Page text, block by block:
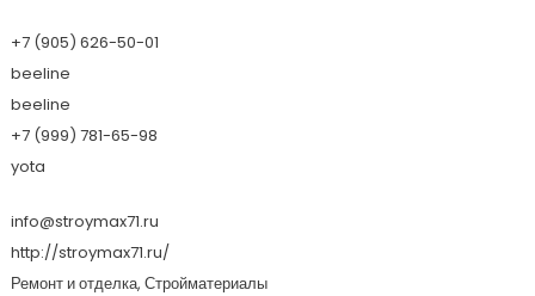
+7 (905) 626-50-01
beeline
beeline
+7 (999) 781-65-98
yota
info@stroymax71.ru
http://stroymax71.ru/
Ремонт и отделка, Стройматериалы